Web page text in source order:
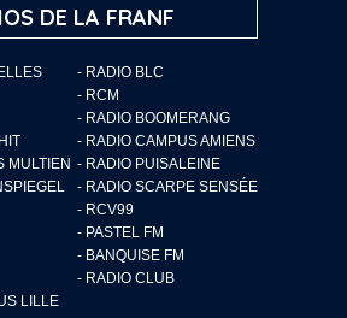
DE LA FRANF
- RADIO BLC
- RCM
- RADIO BOOMERANG
- RADIO CAMPUS AMIENS
MULTIEN - RADIO PUISALEINE
- RADIO SCARPE SENSÉE
- RCV99
- PASTEL FM
- BANQUISE FM
- RADIO CLUB
LILLE